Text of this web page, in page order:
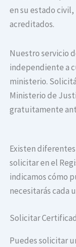
en su estado
acreditados.
Nuestro servicio
independiente a
ministerio.
Ministerio de
gratuitamente
Existen
solicitar en el
indicamos cómo
necesitarás cada
Solicitar
Puedes solicitar